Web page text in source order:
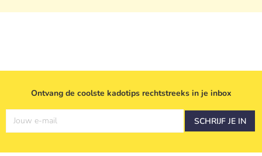
Ontvang de coolste kadotips rechtstreeks in je inbox
Jouw e-mail SCHRIJF JE IN